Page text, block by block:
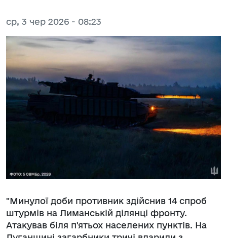
ср, 3 чер 2026 - 08:23
"Минулої доби противник здійснив 14 спроб
штурмів на Лиманській ділянці фронту.
Атакував біля п'ятьох населених пунктів. На